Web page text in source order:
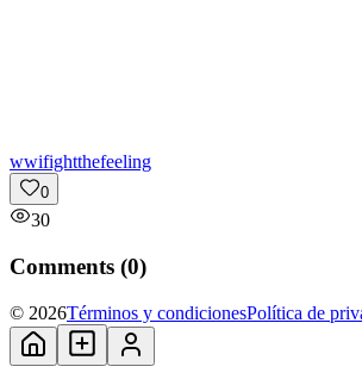
wwifightthefeeling
0
30
Comments (0)
© 2026Términos y condicionesPolítica de